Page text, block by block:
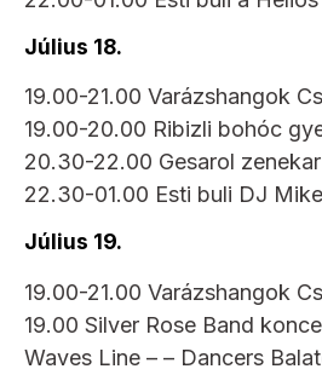
Július 18.
19.00-21.00 Varázshangok
19.00-20.00 Ribizli bohóc
20.30-22.00 Gesarol
22.30-01.00 Esti buli DJ
Július 19.
19.00-21.00 Varázshangok
19.00 Silver Rose Band
Waves Line – – Dancers